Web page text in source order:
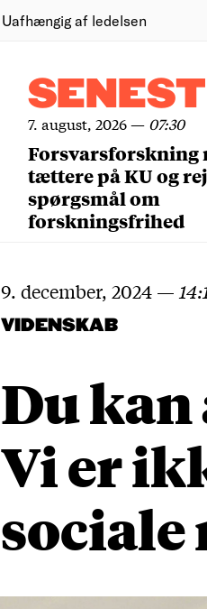
Uafhængig af ledelsen
7. august, 2026— 07:30
Forsvarsforskning
tættere på KU og
spørgsmål om
forskningsfrihed
9. december, 2024 —
VIDENSKAB
Du kan
Vi er
sociale